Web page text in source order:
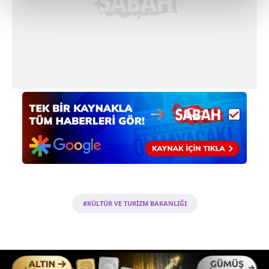
Sitemizde kendimize ve üçüncü kişilere ait çerezler
kullanılmaktadır. Bu çerezler vasıtasıyla çeşitli kişisel
verileriniz işlenmekte olup gerekli olan çerezler bilgi
toplumu hizmetlerinin sunulması amacıyla
kullanılmaktadır. Diğer çerezler, sitemizin daha işlevsel
sınırlı olarak açık rızanız dahilinde kullanılacaktır.
için Ayarlar butonuna tıklayabilir,Çerez Bilgilendirme
#KÜLTÜR VE TURİZM BAKANLIĞI